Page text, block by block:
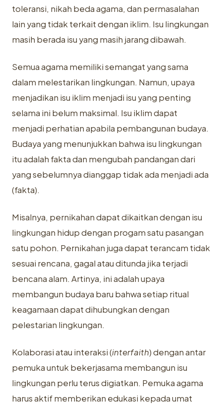
toleransi, nikah beda agama, dan permasalahan
lain yang tidak terkait dengan iklim. Isu lingkungan
masih berada isu yang masih jarang dibawah.
Semua agama memiliki semangat yang sama
dalam melestarikan lingkungan. Namun, upaya
menjadikan isu iklim menjadi isu yang penting
selama ini belum maksimal. Isu iklim dapat
menjadi perhatian apabila pembangunan budaya.
Budaya yang menunjukkan bahwa isu lingkungan
itu adalah fakta dan mengubah pandangan dari
yang sebelumnya dianggap tidak ada menjadi ada
(fakta).
Misalnya, pernikahan dapat dikaitkan dengan isu
lingkungan hidup dengan progam satu pasangan
satu pohon. Pernikahan juga dapat terancam tidak
sesuai rencana, gagal atau ditunda jika terjadi
bencana alam. Artinya, ini adalah upaya
membangun budaya baru bahwa setiap ritual
keagamaan dapat dihubungkan dengan
pelestarian lingkungan.
Kolaborasi atau interaksi (interfaith) dengan antar
pemuka untuk bekerjasama membangun isu
lingkungan perlu terus digiatkan. Pemuka agama
harus aktif memberikan edukasi kepada umat